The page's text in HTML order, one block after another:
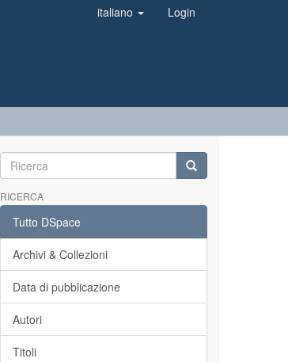
italiano Login
RICERCA
Tutto DSpace
Archivi & Collezioni
Data di pubblicazione
Autori
Titoli